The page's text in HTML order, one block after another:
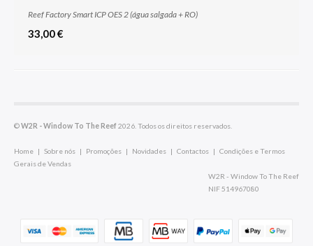
Reef Factory Smart ICP OES 2 (água salgada + RO)
33,00 €
©W2R - Window To The Reef2026. Todos os direitos reservados.
Home | Sobre nós | Promoções | Novidades | Contactos | Condições e Termos
Gerais de Vendas
W2R - Window To The Reef
NIF 514967080